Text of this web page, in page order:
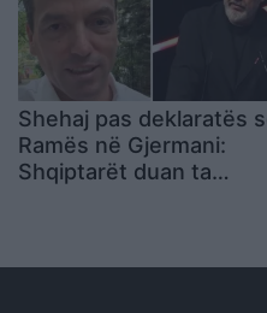
Shehaj pas deklaratës
Ramës në Gjermani:
Shqiptarët duan ta